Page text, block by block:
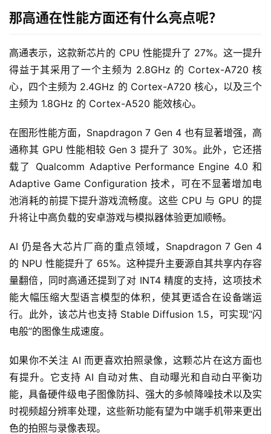
那高通在性能方面还有什么亮点呢？
高通表示，这款新芯片的 CPU 性能提升了 27%。这一提升
得益于其采用了一个主频为 2.8GHz 的 Cortex-A720 核
心，四个主频为 2.4GHz 的 Cortex-A720 核心，以及三个
主频为 1.8GHz 的 Cortex-A520 能效核心。
在图形性能方面，Snapdragon 7 Gen 4 也有显著增强，高
通称其 GPU 性能相较 Gen 3 提升了 30%。此外，它还搭
载了 Qualcomm Adaptive Performance Engine 4.0 和
Adaptive Game Configuration 技术，可在不显著增加电
池消耗的前提下提升游戏流畅度。这些 CPU 与 GPU 的提
升将让中高负载的安卓游戏与模拟器体验更加顺畅。
AI 仍是各大芯片厂商的重点领域，Snapdragon 7 Gen 4
的 NPU 性能提升了 65%。这种提升主要源自其共享内存容
量翻倍，同时高通还提到了对 INT4 精度的支持，这项技术
能大幅压缩大型语言模型的体积，使其更适合在设备端运
行。此外，该芯片也支持 Stable Diffusion 1.5，可实现“闪
电般”的图像生成速度。
如果你不关注 AI 而更喜欢拍照录像，这颗芯片在这方面也
有提升。它支持 AI 自动对焦、自动曝光和自动白平衡功
能，具备硬件级电子图像防抖、强大的多帧降噪技术以及实
时视频超分辨率处理，这些新功能有望为中端手机带来更出
色的拍照与录像表现。